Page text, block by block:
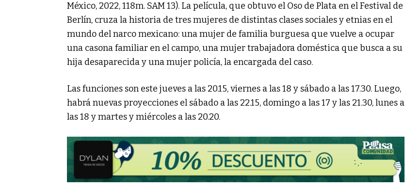
México, 2022, 118m. SAM 13). La película, que obtuvo el Oso de Plata en el Festival de
Berlín, cruza la historia de tres mujeres de distintas clases sociales y etnias en el
mundo del narco mexicano: una mujer de familia burguesa que vuelve a ocupar
una casona familiar en el campo, una mujer trabajadora doméstica que busca a su
hija desaparecida y una mujer policía, la encargada del caso.
Las funciones son este jueves a las 20.15, viernes a las 18 y sábado a las 17.30. Luego,
habrá nuevas proyecciones el sábado a las 22.15, domingo a las 17 y las 21.30, lunes a
las 18 y martes y miércoles a las 20.20.